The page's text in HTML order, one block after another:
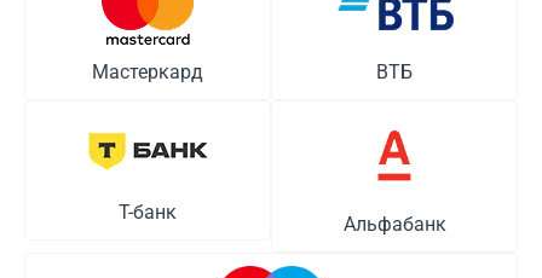
Мастеркард ВТБ
Т-банк
Альфабанк